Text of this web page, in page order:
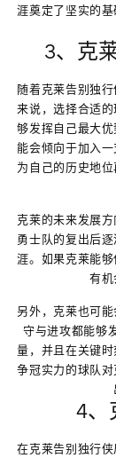
涯奠定了坚实的
3、克
随着克莱告别独
来说，选择合适
够发挥自己最大
能会倾向于加入
为自己的历史地
克莱的未来发展
勇士队的复出后
涯。如果克莱能
有机
另外，克莱也可
守与进攻都能够
量，并且在关键
争冠实力的球队
4、
在克莱告别独行